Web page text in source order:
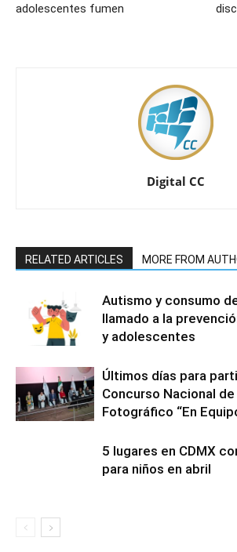
adolescentes fumen
Digital CC
RELATED ARTICLES MORE FROM
Autismo y consumo
llamado a la
y adolescentes
Últimos días para
Concurso Nacional
Fotográfico “En
5 lugares en CDMX
para niños en abril